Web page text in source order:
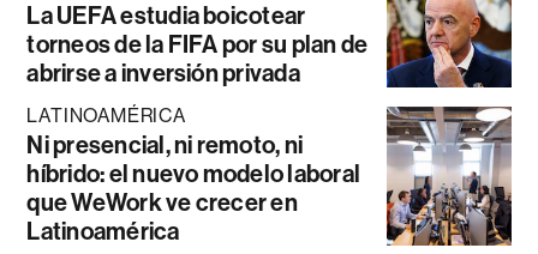
La UEFA estudia boicotear
torneos de la FIFA por su plan de
abrirse a inversión privada
LATINOAMÉRICA
Ni presencial, ni remoto, ni
híbrido: el nuevo modelo laboral
que WeWork ve crecer en
Latinoamérica